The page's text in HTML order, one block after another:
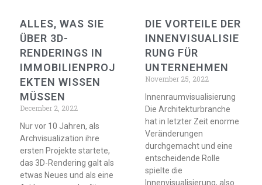
ALLES, WAS SIE
ÜBER 3D-
RENDERINGS IN
IMMOBILIENPROJ
EKTEN WISSEN
MÜSSEN
December 2, 2022
Nur vor 10 Jahren, als
Archvisualization ihre
ersten Projekte startete,
das 3D-Rendering galt als
etwas Neues und als eine
DIE VORTEILE DER
INNENVISUALISIE
RUNG FÜR
UNTERNEHMEN
November 25, 2022
Innenraumvisualisierung
Die Architekturbranche
hat in letzter Zeit enorme
Veränderungen
durchgemacht und eine
entscheidende Rolle
spielte die
Innenvisualisierung, also